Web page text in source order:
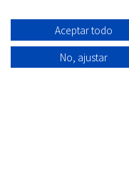
Aceptar todo
No, ajustar